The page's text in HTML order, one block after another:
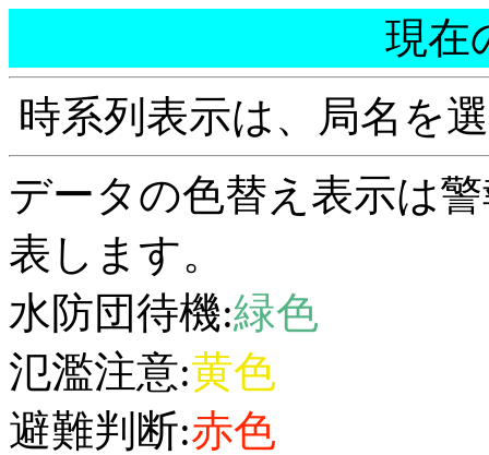
現在
時系列表示は、局名を
データの色替え表示は
表します。
水防団待機:緑色
氾濫注意:黄色
避難判断:赤色